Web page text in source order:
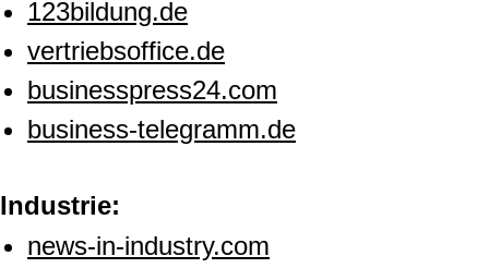
123bildung.de
vertriebsoffice.de
businesspress24.com
business-telegramm.de
Industrie:
news-in-industry.com